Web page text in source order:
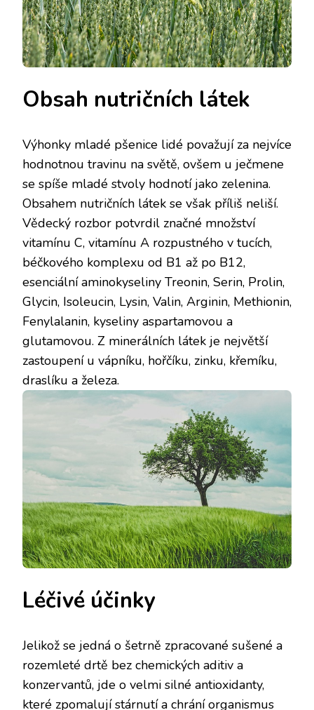
Obsah nutričních látek
Výhonky mladé pšenice lidé považují za nejvíce
hodnotnou travinu na světě, ovšem u ječmene
se spíše mladé stvoly hodnotí jako zelenina.
Obsahem nutričních látek se však příliš neliší.
Vědecký rozbor potvrdil značné množství
vitamínu C, vitamínu A rozpustného v tucích,
béčkového komplexu od B1 až po B12,
esenciální aminokyseliny Treonin, Serin, Prolin,
Glycin, Isoleucin, Lysin, Valin, Arginin, Methionin,
Fenylalanin, kyseliny aspartamovou a
glutamovou. Z minerálních látek je největší
zastoupení u vápníku, hořčíku, zinku, křemíku,
draslíku a železa.
Léčivé účinky
Jelikož se jedná o šetrně zpracované sušené a
rozemleté drtě bez chemických aditiv a
konzervantů, jde o velmi silné antioxidanty,
které zpomalují stárnutí a chrání organismus